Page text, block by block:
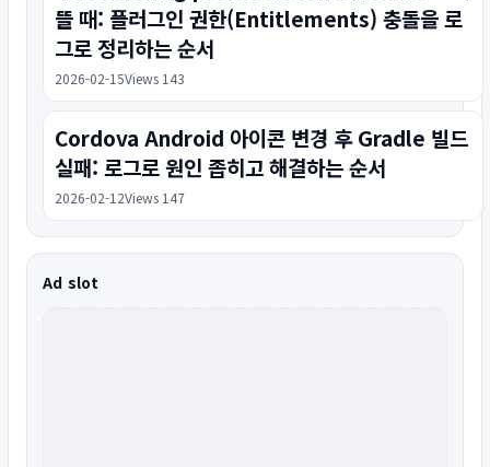
뜰 때: 플러그인 권한(Entitlements) 충돌을 로
그로 정리하는 순서
2026-02-15Views 143
Cordova Android 아이콘 변경 후 Gradle 빌드
실패: 로그로 원인 좁히고 해결하는 순서
2026-02-12Views 147
Ad slot